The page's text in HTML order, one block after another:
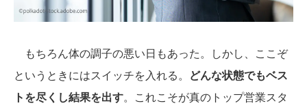
もちろん体の調子の悪い日もあった。しかし、ここぞ
というときにはスイッチを入れる。 どんな状態でもベス
トを尽くし結果を出す。これこそが真のトップ営業スタ